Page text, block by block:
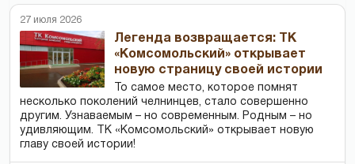
27 июля 2026
Легенда возвращается: ТК
«Комсомольский» открывает
новую страницу своей истории
То самое место, которое помнят
несколько поколений челнинцев, стало совершенно
другим. Узнаваемым – но современным. Родным – но
удивляющим. ТК «Комсомольский» открывает новую
главу своей истории!